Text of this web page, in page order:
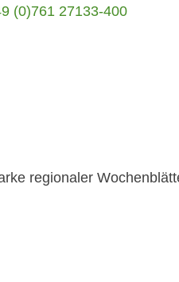
(0)761 27133-400
regionaler